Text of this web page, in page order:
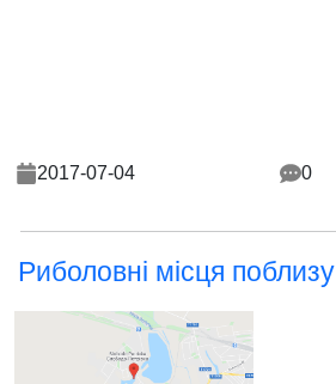
2017-07-04 0
Риболовні місця поблизу